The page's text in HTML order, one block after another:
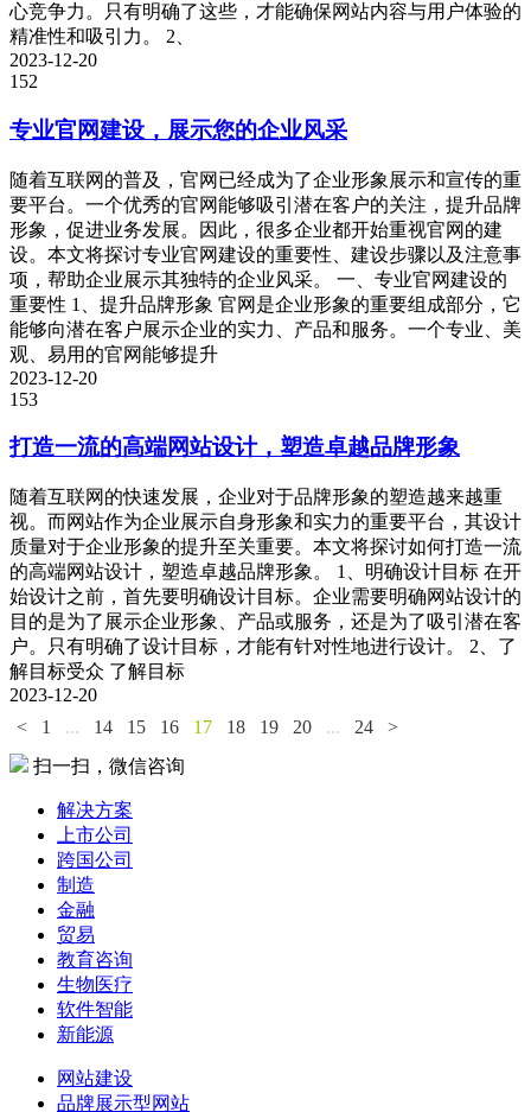
心竞争力。只有明确了这些，才能确保网站内容与用户体验的
精准性和吸引力。 2、
2023-12-20
152
专业官网建设，展示您的企业风采
随着互联网的普及，官网已经成为了企业形象展示和宣传的重
要平台。一个优秀的官网能够吸引潜在客户的关注，提升品牌
形象，促进业务发展。因此，很多企业都开始重视官网的建
设。本文将探讨专业官网建设的重要性、建设步骤以及注意事
项，帮助企业展示其独特的企业风采。 一、专业官网建设的
重要性 1、提升品牌形象 官网是企业形象的重要组成部分，它
能够向潜在客户展示企业的实力、产品和服务。一个专业、美
观、易用的官网能够提升
2023-12-20
153
打造一流的高端网站设计，塑造卓越品牌形象
随着互联网的快速发展，企业对于品牌形象的塑造越来越重
视。而网站作为企业展示自身形象和实力的重要平台，其设计
质量对于企业形象的提升至关重要。本文将探讨如何打造一流
的高端网站设计，塑造卓越品牌形象。 1、明确设计目标 在开
始设计之前，首先要明确设计目标。企业需要明确网站设计的
目的是为了展示企业形象、产品或服务，还是为了吸引潜在客
户。只有明确了设计目标，才能有针对性地进行设计。 2、了
解目标受众 了解目标
2023-12-20
<
1 ... 14 15 16 17 18 19 20 ... 24
>
扫一扫，微信咨询
解决方案
上市公司
跨国公司
制造
金融
贸易
教育咨询
生物医疗
软件智能
新能源
网站建设
品牌展示型网站